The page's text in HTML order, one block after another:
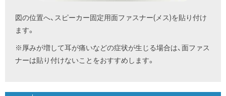
図の位置へ、スピーカー固定用面ファスナー(メス)を貼り付け
ます。
※厚みが増して耳が痛いなどの症状が生じる場合は、面ファス
ナーは貼り付けないことをおすすめします。